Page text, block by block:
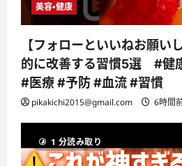
美容・健康
【フォローといいねお願い
的に改善する習慣5選 #健
#医療 #予防 #血流 #習慣
pikakichi2015@gmail.com 6時間
1 分読み取り